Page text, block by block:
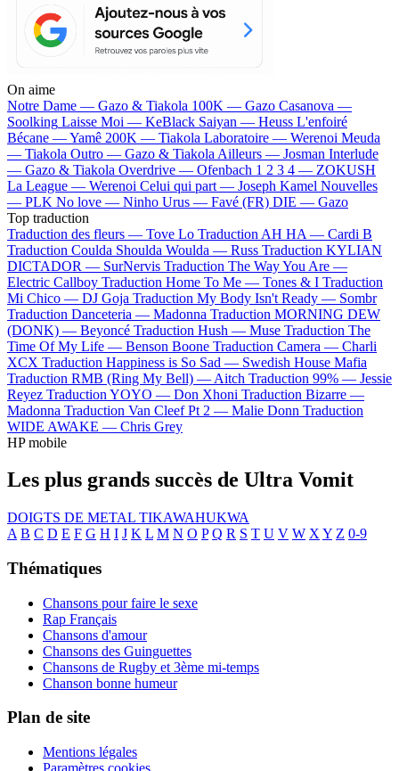
On aime
Notre Dame — Gazo & Tiakola 100K — Gazo Casanova —
Soolking Laisse Moi — KeBlack Saiyan — Heuss L'enfoiré
Bécane —Yamê 200K — Tiakola Laboratoire — Werenoi Meuda
— Tiakola Outro — Gazo & Tiakola Ailleurs — Josman Interlude
— Gazo & Tiakola Overdrive — Ofenbach 1 2 3 4 — ZOKUSH
La League — Werenoi Celui qui part — Joseph Kamel Nouvelles
— PLK No love — Ninho Urus — Favé (FR) DIE — Gazo
Top traduction
Traduction des fleurs — Tove Lo Traduction AH HA — Cardi B
Traduction Coulda Shoulda Woulda — Russ Traduction KYLIAN
DICTADOR — SurNervis Traduction The Way You Are —
Electric Callboy Traduction Home To Me — Tones & I Traduction
Mi Chico — DJ Goja Traduction My Body Isn't Ready — Sombr
Traduction Danceteria — Madonna Traduction MORNING DEW
(DONK) — Beyoncé Traduction Hush — Muse Traduction The
Time Of My Life — Benson Boone Traduction Camera — Charli
XCX Traduction Happiness is So Sad — Swedish House Mafia
Traduction RMB (Ring My Bell) — Aitch Traduction 99% — Jessie
Reyez Traduction YOYO — Don Xhoni Traduction Bizarre —
Madonna Traduction Van Cleef Pt 2 — Malie Donn Traduction
WIDE AWAKE — Chris Grey
HP mobile
Les plus grands succès de Ultra Vomit
DOIGTS DE METAL TIKAWAHUKWA
A B C D E F G H I J K L M N O P Q R S T U V W X Y Z 0-9
Thématiques
Chansons pour faire le sexe
Rap Français
Chansons d'amour
Chansons des Guinguettes
Chansons de Rugby et 3ème mi-temps
Chanson bonne humeur
Plan de site
Mentions légales